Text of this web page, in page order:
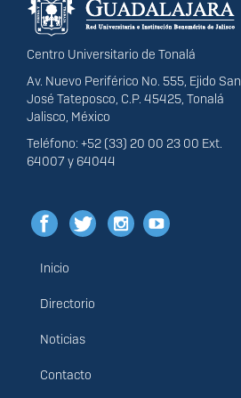
Centro Universitario de Tonalá
Av. Nuevo Periférico No. 555, Ejido San
José Tateposco, C.P. 45425, Tonalá
Jalisco, México
Teléfono: +52 (33) 20 00 23 00 Ext.
64007 y 64044
Menú
principal
Inicio
Directorio
Noticias
Contacto